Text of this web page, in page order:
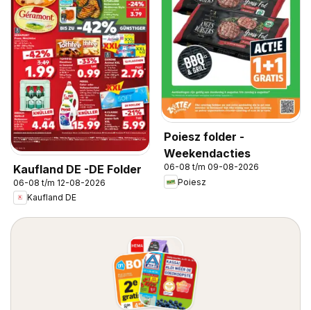
Kaufland DE -DE Folder
06-08 t/m 12-08-2026
Kaufland DE
Poiesz folder -
Weekendacties
06-08 t/m 09-08-2026
Poiesz